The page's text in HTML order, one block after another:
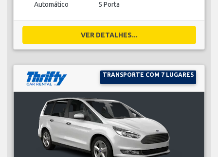
Automático 5 Porta
VER DETALHES...
TRANSPORTE COM 7 LUGARES